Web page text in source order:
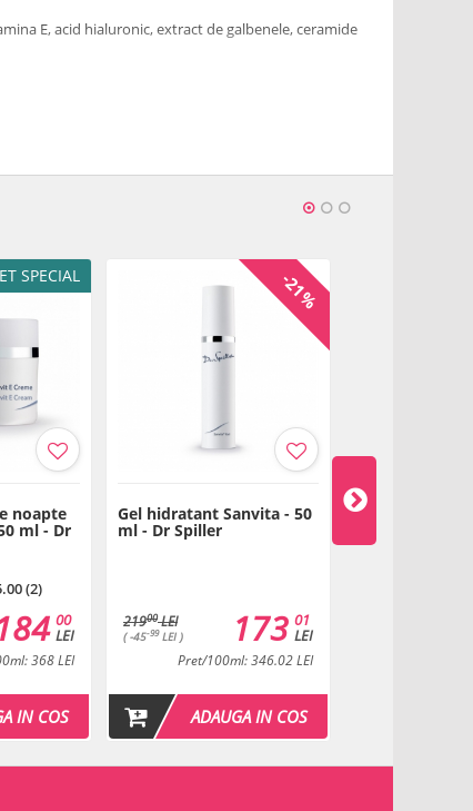
E, acid hialuronic, extract de galbenele, ceramide
Butylene Glycol, Ethylhexyl
Hydrolyzed Wheat Protein, Persea Gratissima
Hyaluronate, Tocopherol, Ceramide NG,
Disodium EDTA, Sodium Hydroxide,
Limonene, Linalool, Geraniol, Citronellol
la prima deschidere a produsului.
C-plus si radiofrecventa
Descarca
C
SPECIAL
noapte
ml - Dr
(2)
00
LEI
368 LEI
IN COS
-21%
Gel hidratant Sanvita - 50
ml - Dr Spiller
21900LEI
( -45-99LEI )
01
LEI
173
Pret/100ml: 346.02 LEI
ADAUGA IN COS
Masca Skin